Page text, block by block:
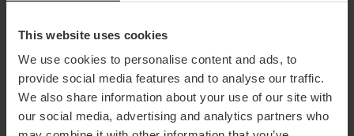
This website uses cookies
We use cookies to personalise content and ads, to
provide social media features and to analyse our traffic.
We also share information about your use of our site with
our social media, advertising and analytics partners who
het
de
València-
stadion
Geniet van de beste live
flamenco!
Geniet
van
de